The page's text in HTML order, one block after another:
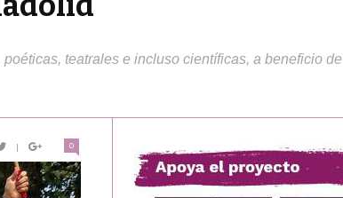
teatrales e incluso científicas, a beneficio de
| 0